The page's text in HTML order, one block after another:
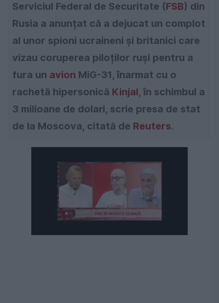
Serviciul Federal de Securitate (FSB) din
Rusia a anunțat că a dejucat un complot
al unor spioni ucraineni și britanici care
vizau coruperea piloților ruși pentru a
fura un avion MiG-31, înarmat cu o
rachetă hipersonică Kinjal, în schimbul a
3 milioane de dolari, scrie presa de stat
de la Moscova, citată de Reuters.